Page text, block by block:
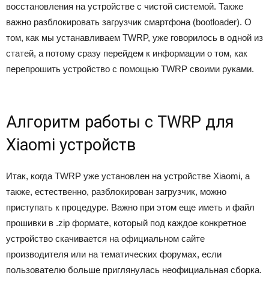
восстановления на устройстве с чистой системой. Также
важно разблокировать загрузчик смартфона (bootloader). О
том, как мы устанавливаем TWRP, уже говорилось в одной из
статей, а потому сразу перейдем к информации о том, как
перепрошить устройство с помощью TWRP своими руками.
Алгоритм работы с TWRP для
Xiaomi устройств
Итак, когда TWRP уже установлен на устройстве Xiaomi, а
также, естественно, разблокирован загрузчик, можно
приступать к процедуре. Важно при этом еще иметь и файл
прошивки в .zip формате, который под каждое конкретное
устройство скачивается на официальном сайте
производителя или на тематических форумах, если
пользователю больше приглянулась неофициальная сборка.